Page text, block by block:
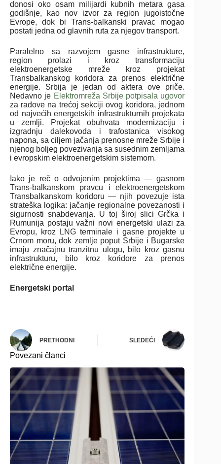
donosi oko osam milijardi kubnih metara gasa
godišnje, kao nov izvor za region jugoistočne
Evrope, dok bi Trans-balkanski pravac mogao
postati jedna od glavnih ruta za njegov transport.
Paralelno sa razvojem gasne infrastrukture,
region prolazi i kroz transformaciju
elektroenergetske mreže kroz projekat
Transbalkanskog koridora za prenos električne
energije. Srbija је jedan od aktera ove priče.
Nedavno je Elektromreža Srbije potpisala ugovor
za radove na trećoj sekciji ovog koridora, jednom
od najvećih energetskih infrastrukturnih projekata
u zemlji. Projekat obuhvata modernizaciju i
izgradnju dalekovoda i trafostanica visokog
napona, sa ciljem jačanja prenosne mreže Srbije i
njenog boljeg povezivanja sa susednim zemljama
i evropskim elektroenergetskim sistemom.
Iako je reč o odvojenim projektima — gasnom
Trans-balkanskom pravcu i elektroenergetskom
Transbalkanskom koridoru — njih povezuje ista
strateška logika: jačanje regionalne povezanosti i
sigurnosti snabdevanja. U toj široj slici Grčka i
Rumunija postaju važni novi energetski ulazi za
Evropu, kroz LNG terminale i gasne projekte u
Crnom moru, dok zemlje poput Srbije i Bugarske
imaju značajnu tranzitnu ulogu, bilo kroz gasnu
infrastrukturu, bilo kroz koridore za prenos
električne energije.
Energetski portal
PRETHODNI SLEDEĆI
Povezani članci